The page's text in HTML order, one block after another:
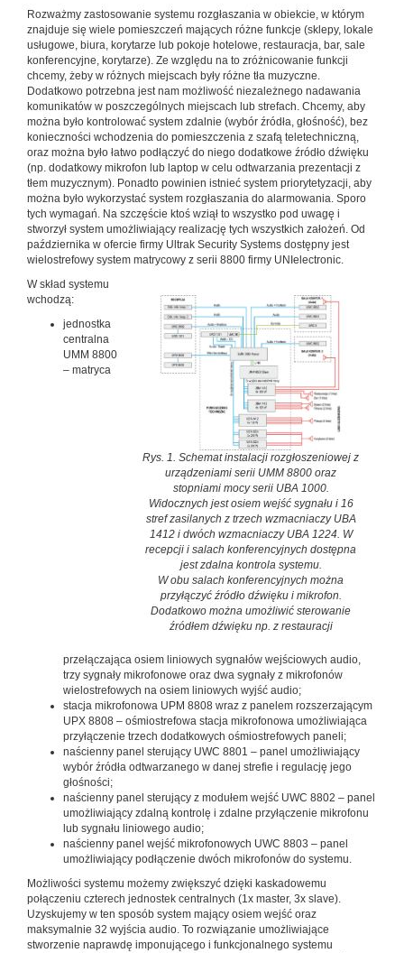
Rozważmy zastosowanie systemu rozgłaszania w obiekcie, w którym
znajduje się wiele pomieszczeń mających różne funkcje (sklepy, lokale
usługowe, biura, korytarze lub pokoje hotelowe, restauracja, bar, sale
konferencyjne, korytarze). Ze względu na to zróżnicowanie funkcji
chcemy, żeby w różnych miejscach były różne tła muzyczne.
Dodatkowo potrzebna jest nam możliwość niezależnego nadawania
komunikatów w poszczególnych miejscach lub strefach. Chcemy, aby
można było kontrolować system zdalnie (wybór źródła, głośność), bez
konieczności wchodzenia do pomieszczenia z szafą teletechniczną,
oraz można było łatwo podłączyć do niego dodatkowe źródło dźwięku
(np. dodatkowy mikrofon lub laptop w celu odtwarzania prezentacji z
tłem muzycznym). Ponadto powinien istnieć system priorytetyzacji, aby
można było wykorzystać system rozgłaszania do alarmowania. Sporo
tych wymagań. Na szczęście ktoś wziął to wszystko pod uwagę i
stworzył system umożliwiający realizację tych wszystkich założeń. Od
października w ofercie firmy Ultrak Security Systems dostępny jest
wielostrefowy system matrycowy z serii 8800 firmy UNIelectronic.
Rys. 1. Schemat instalacji rozgłoszeniowej z
urządzeniami serii UMM 8800 oraz
stopniami mocy serii UBA 1000.
Widocznych jest osiem wejść sygnału i 16
stref zasilanych z trzech wzmacniaczy UBA
1412 i dwóch wzmacniaczy UBA 1224. W
recepcji i salach konferencyjnych dostępna
jest zdalna kontrola systemu.
W obu salach konferencyjnych można
przyłączyć źródło dźwięku i mikrofon.
Dodatkowo można umożliwić sterowanie
źródłem dźwięku np. z restauracji
W skład systemu
wchodzą:
jednostka
centralna
UMM 8800
– matryca
przełączająca osiem liniowych sygnałów wejściowych audio,
trzy sygnały mikrofonowe oraz dwa sygnały z mikrofonów
wielostrefowych na osiem liniowych wyjść audio;
stacja mikrofonowa UPM 8808 wraz z panelem rozszerzającym
UPX 8808 – ośmiostrefowa stacja mikrofonowa umożliwiająca
przyłączenie trzech dodatkowych ośmiostrefowych paneli;
naścienny panel sterujący UWC 8801 – panel umożliwiający
wybór źródła odtwarzanego w danej strefie i regulację jego
głośności;
naścienny panel sterujący z modułem wejść UWC 8802 – panel
umożliwiający zdalną kontrolę i zdalne przyłączenie mikrofonu
lub sygnału liniowego audio;
naścienny panel wejść mikrofonowych UWC 8803 – panel
umożliwiający podłączenie dwóch mikrofonów do systemu.
Możliwości systemu możemy zwiększyć dzięki kaskadowemu
połączeniu czterech jednostek centralnych (1x master, 3x slave).
Uzyskujemy w ten sposób system mający osiem wejść oraz
maksymalnie 32 wyjścia audio. To rozwiązanie umożliwiające
stworzenie naprawdę imponującego i funkcjonalnego systemu